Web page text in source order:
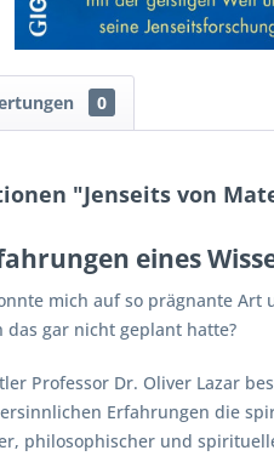
0
"Jenseits von
eines
mich auf so prägnante
gar nicht geplant hatte?
Professor Dr. Oliver Lazar
Erfahrungen die
philosophischer und